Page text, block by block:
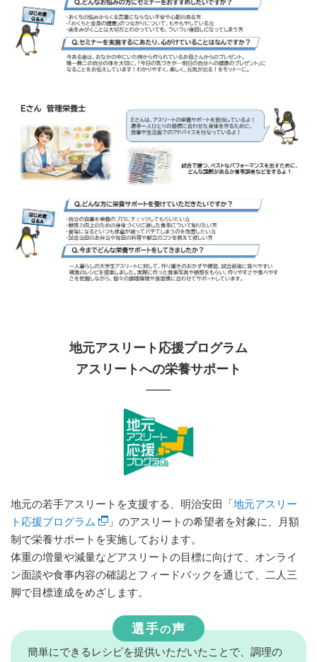
地元アスリート応援プログラム
アスリートへの栄養サポート
地元の若手アスリートを支援する、明治安田「地元アスリー
ト応援プログラム
」のアスリートの希望者を対象に、月額
制で栄養サポートを実施しております。
体重の増量や減量などアスリートの目標に向けて、オンライ
ン面談や食事内容の確認とフィードバックを通じて、二人三
脚で目標達成をめざします。
選手の声
簡単にできるレシピを提供いただいたことで、調理の